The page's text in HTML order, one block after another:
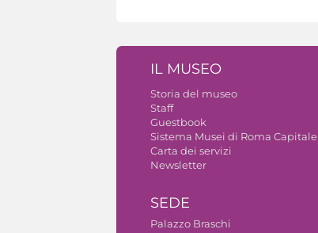
IL MUSEO
Storia del museo
Staff
Guestbook
Sistema Musei di Roma Capitale
Carta dei servizi
Newsletter
SEDE
Palazzo Braschi